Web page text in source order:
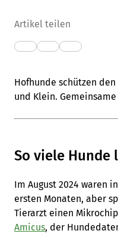
Artikel teilen
Hofhunde schützen
und Klein.
So viele Hunde
Im August 2024 waren
ersten Monaten, aber
Tierarzt einen
Amicus, der